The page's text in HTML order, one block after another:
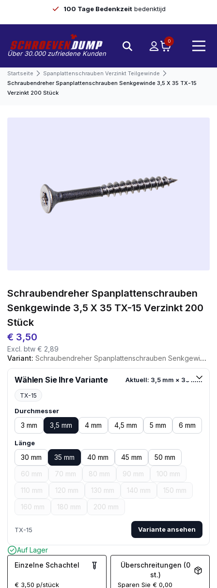
100 Tage Bedenkzeitbedenktijd
Über 30.000 zufriedene Kunden
0
Startseite
Spanplattenschrauben Verzinkt Teilgewinde
Schraubendreher Spanplattenschrauben Senkgewinde 3,5 X 35 TX-15
Verzinkt 200 Stück
Schraubendreher Spanplattenschrauben
Senkgewinde 3,5 X 35 TX-15 Verzinkt 200
Stück
€ 3,50
Excl. btw € 2,89
Variant: Schraubendreher Spanplattenschrauben Senkgewinde 3,5 X 35 TX-15 Verzinkt 200 Stück
Wählen Sie Ihre Variante Aktuell: 3,5 mm × 35 mm
TX-15
Durchmesser
3 mm 3,5 mm 4 mm 4,5 mm 5 mm 6 mm
Länge
30 mm 35 mm 40 mm 45 mm
50 mm
60 mm
70 mm 80 mm 90 mm
100 mm
110 mm
120 mm 130 mm 140 mm
150 mm
160 mm
180 mm 200 mm
TX-15 Variante ansehen
Auf Lager
Einzelne Schachtel
€ 3,50 p/stück
Überschreitungen (0
st.)
Sparen Sie€ 0,00